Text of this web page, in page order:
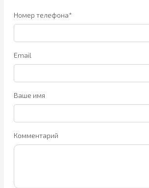
Номер телефона*
Email
Ваше имя
Комментарий